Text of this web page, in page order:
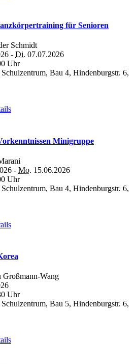
für Senioren
Schmidt
- Di. 07.07.2026
Uhr
Bau 4, Hindenburgstr. 6,
Minigruppe
- Mo. 15.06.2026
Uhr
Bau 4, Hindenburgstr. 6,
Großmann-Wang
Uhr
Bau 5, Hindenburgstr. 6,